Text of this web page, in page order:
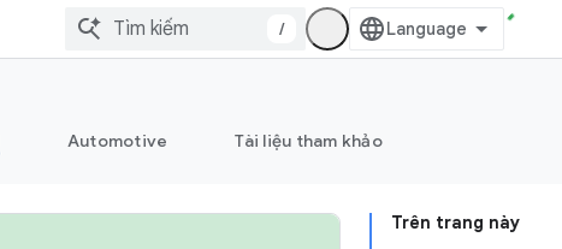
/
Automotive Tài liệu tham khảo
Trên trang này